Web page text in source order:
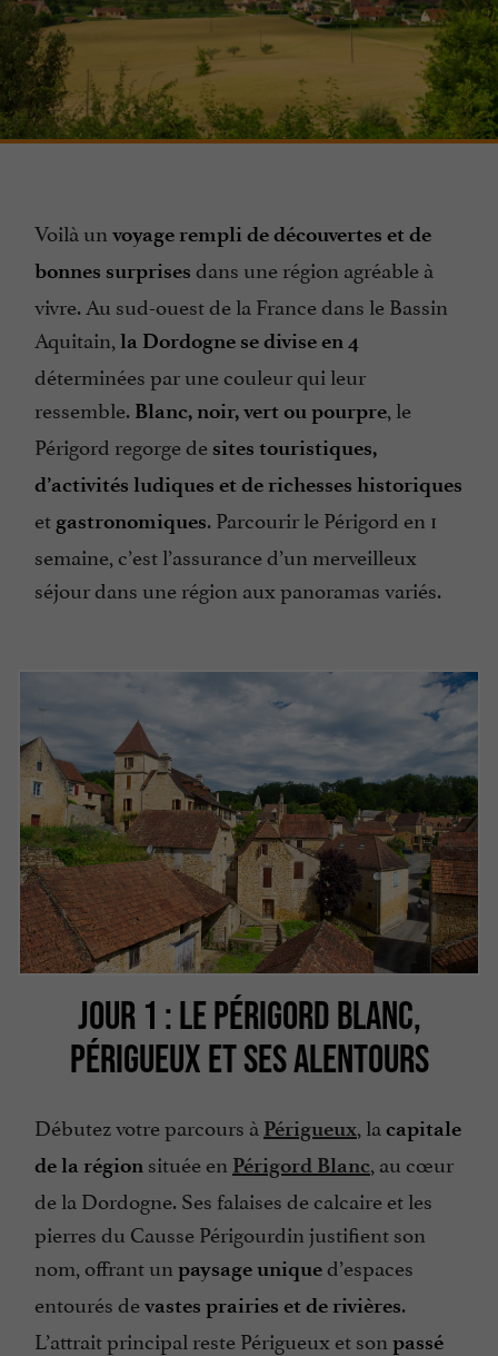
Voilà un voyage rempli de découvertes et de
bonnes surprises dans une région agréable à
vivre. Au sud-ouest de la France dans le Bassin
Aquitain, la Dordogne se divise en 4
déterminées par une couleur qui leur
ressemble. Blanc, noir, vert ou pourpre, le
Périgord regorge de sites touristiques,
d’activités ludiques et de richesses historiques
et gastronomiques. Parcourir le Périgord en 1
semaine, c’est l’assurance d’un merveilleux
séjour dans une région aux panoramas variés.
JOUR 1 : LE PÉRIGORD BLANC,
PÉRIGUEUX ET SES ALENTOURS
Débutez votre parcours à Périgueux, la capitale
de la région située en Périgord Blanc, au cœur
de la Dordogne. Ses falaises de calcaire et les
pierres du Causse Périgourdin justifient son
nom, offrant un paysage uniqued’espaces
entourés devastes prairies et de rivières.
L’attrait principal reste Périgueux et son passé